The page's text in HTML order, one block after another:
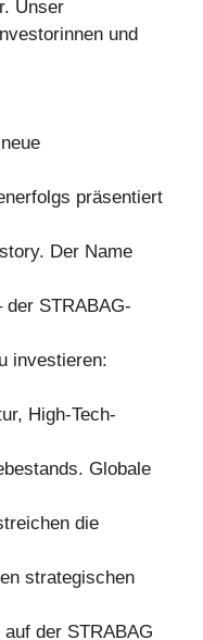
Unser
und
präsentiert
Der Name
STRABAG-
investieren:
High-Tech-
Globale
die
strategischen
der STRABAG